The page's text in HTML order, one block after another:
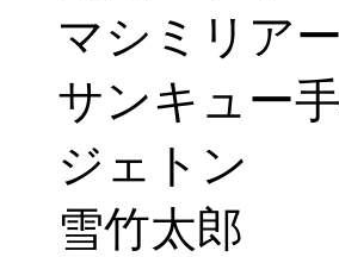
マシミリア
サンキュー
ジェトン
雪竹太郎